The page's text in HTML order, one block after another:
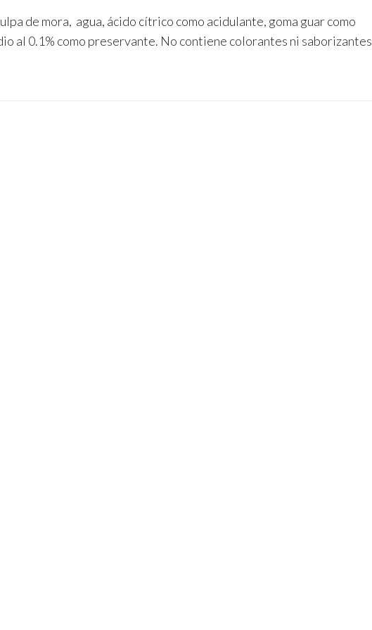
de mora, agua, ácido cítrico como acidulante, goma guar como
al 0.1% como preservante. No contiene colorantes ni saborizantes